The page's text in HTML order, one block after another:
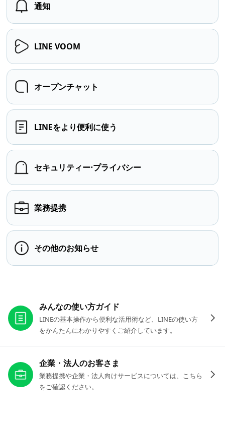
通知
LINE VOOM
オープンチャット
LINEをより便利に使う
セキュリティー⋅プライバシー
業務提携
その他のお知らせ
みんなの使い方ガイド
LINEの基本操作から便利な活用術など、LINEの使い方
をかんたんにわかりやすくご紹介しています。
企業・法人のお客さま
業務提携や企業・法人向けサービスについては、こちら
をご確認ください。